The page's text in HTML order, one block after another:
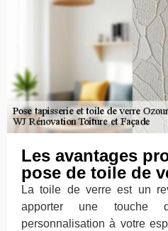
Les avantages
pose de toile de
La toile de verre est un
apporter une touche
personnalisation à votre